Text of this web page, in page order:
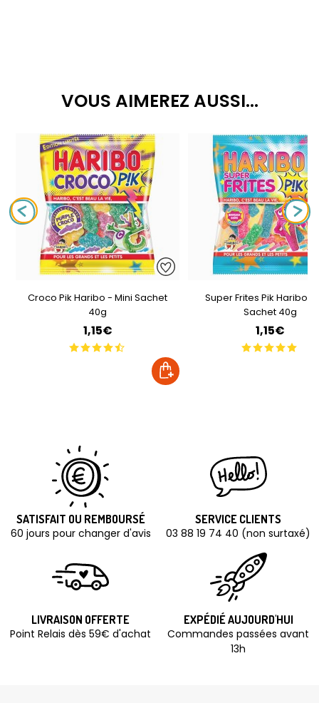
VOUS AIMEREZ AUSSI...
Croco Pik Haribo - Mini Sachet
40g
1,15€
Super Frites Pik Haribo -
Sachet 40g
1,15€
SATISFAIT OU REMBOURSÉ
60 jours pour changer d'avis
SERVICE CLIENTS
03 88 19 74 40 (non surtaxé)
LIVRAISON OFFERTE
Point Relais dès 59€ d'achat
EXPÉDIÉ AUJOURD'HUI
Commandes passées avant
13h